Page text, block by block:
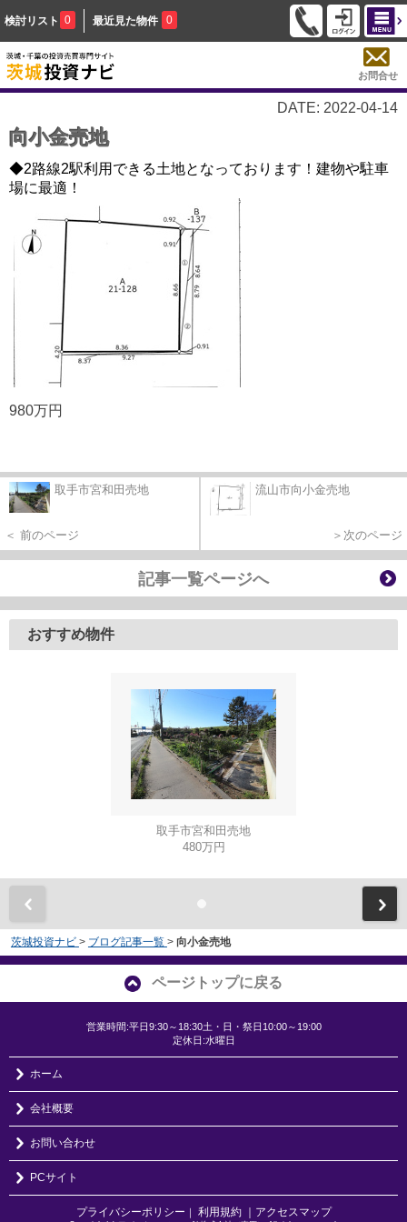
検討リスト 0 最近見た物件 0
お問合せ
DATE: 2022-04-14
向小金売地
◆2路線2駅利用できる土地となっております！建物や駐車
場に最適！
980万円
取手市宮和田売地
＜ 前のページ
流山市向小金売地
＞次のページ
記事一覧ページへ
おすすめ物件
取手市宮和田売地
480万円
茨城投資ナビ > ブログ記事一覧 > 向小金売地
ページトップに戻る
営業時間:平日9:30～18:30土・日・祭日10:00～19:00
定休日:水曜日
ホーム
会社概要
お問い合わせ
PCサイト
プライバシーポリシー ｜ 利用規約 ｜アクセスマップ